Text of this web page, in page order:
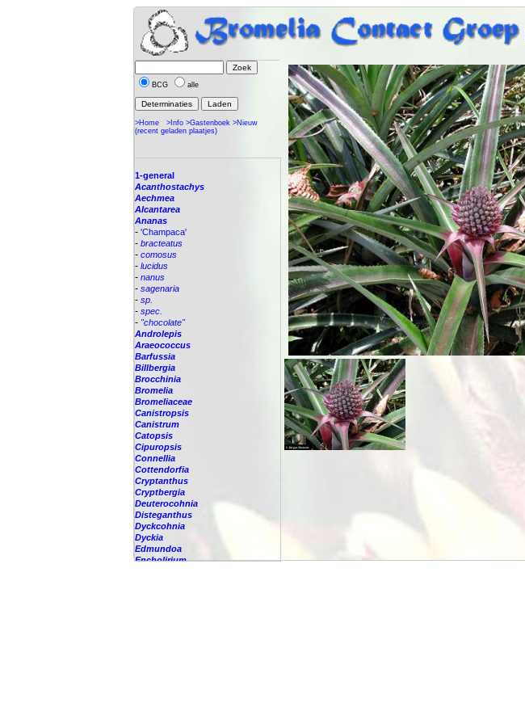
BCG alle
>Home >Info >Gastenboek >Nieuw
(recent geladen plaatjes)
1-general
Acanthostachys
Aechmea
Alcantarea
Ananas
- 'Champaca'
- bracteatus
- comosus
- lucidus
- nanus
- sagenaria
- sp.
- spec.
- "chocolate"
Androlepis
Araeococcus
Barfussia
Billbergia
Brocchinia
Bromelia
Bromeliaceae
Canistropsis
Canistrum
Catopsis
Cipuropsis
Connellia
Cottendorfia
Cryptanthus
Cryptbergia
Deuterocohnia
Disteganthus
Dyckcohnia
Dyckia
Edmundoa
Encholirium